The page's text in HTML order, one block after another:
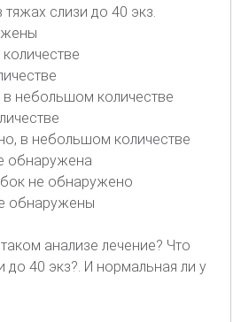
слизи до 40 экз.
небольшом количестве
в небольшом количестве
обнаружена
не обнаружено
обнаружены
анализе лечение? Что
до 40 экз?. И нормальная ли у